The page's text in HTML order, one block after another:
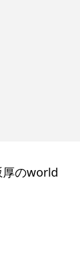
厚のworld